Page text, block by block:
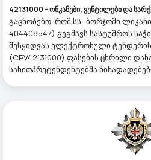
42131000 - ონკანები, ვენტილები და
გაცნობებთ, რომ სს „ბორჯომი
404408547) გეგმავს სასტუმროს
შესყიდვას ელექტრონული ტენდერის
(CPV42131000) ფასების ცხრილი
სახითპრეტენდენტებმა